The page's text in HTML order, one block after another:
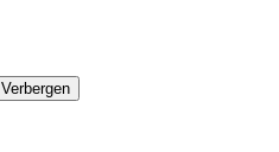
Verbergen